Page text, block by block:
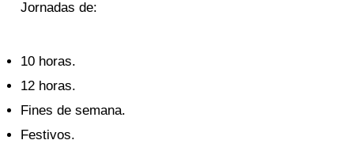
Jornadas de:
10 horas.
12 horas.
Fines de semana.
Festivos.